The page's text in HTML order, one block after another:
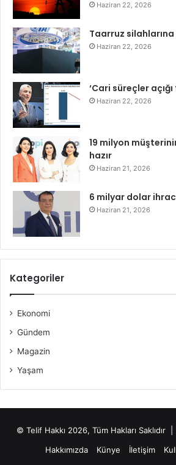
Haziran 22, 2026
Taarruz
Haziran 22, 2026
‘Cari süreçler
Haziran 22, 2026
19 milyon
hazır
Haziran 21, 2026
6 milyar dolar
Haziran 21, 2026
Kategoriler
Ekonomi
Gündem
Magazin
Yaşam
© Telif Hakkı 2026, Tüm Hakları Saklıdır |
Hakkımızda
Künye İletişim